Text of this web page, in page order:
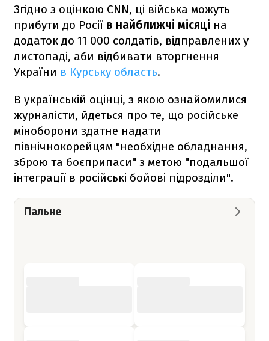
Згідно з оцінкою CNN, ці війська можуть
прибути до Росії в найближчі місяці на
додаток до 11 000 солдатів, відправлених у
листопаді, аби відбивати вторгнення
України в Курську область.
В українській оцінці, з якою ознайомилися
журналісти, йдеться про те, що російське
міноборони здатне надати
північнокорейцям "необхідне обладнання,
зброю та боєприпаси" з метою "подальшої
інтеграції в російські бойові підрозділи".
Пальне